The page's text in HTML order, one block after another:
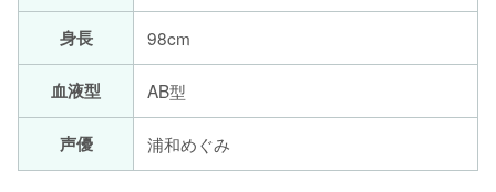
身長 98cm
血液型 AB型
声優 浦和めぐみ